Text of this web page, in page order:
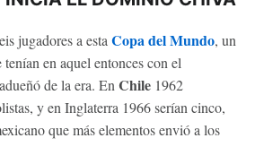
jugadores a esta Copa del Mundo, un
en aquel entonces con el
de la era. En Chile 1962
y en Inglaterra 1966 serían cinco,
que más elementos envió a los